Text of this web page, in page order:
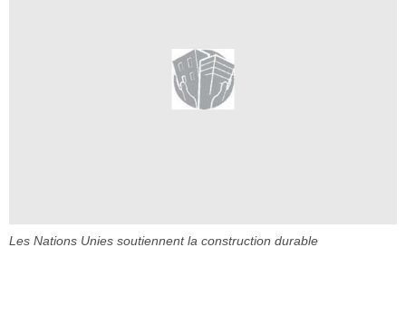
Les Nations Unies soutiennent la construction durable